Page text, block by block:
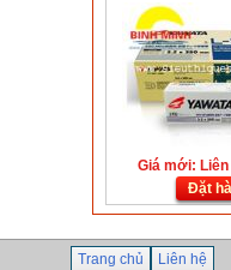
Giá mới:
Đặt
Trang chủ Liên hệ